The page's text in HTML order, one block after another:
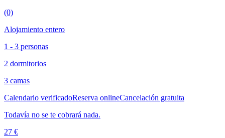
(0)
Alojamiento entero
1 - 3 personas
2 dormitorios
3 camas
Calendario verificadoReserva onlineCancelación gratuita
Todavía no se te cobrará nada.
27 €